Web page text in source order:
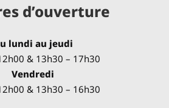
d’ouverture
lundi au jeudi
& 13h30 – 17h30
Vendredi
& 13h30 – 16h30